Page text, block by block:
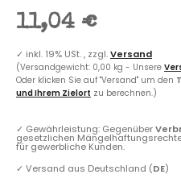
11,04 €
✓ inkl. 19% USt. , zzgl.Versand
(Versandgewicht: 0,00 kg - Unsere
Oder klicken Sie auf "Versand" um den
und Ihrem Zielort zu berechnen.)
✓ Gewährleistung: Gegenüber
gesetzlichen
für gewerbliche Kunden.
✓ Versand aus Deutschland (DE)